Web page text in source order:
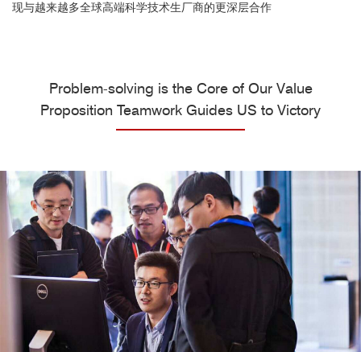
现与越来越多全球高端科学技术生厂商的更深层合作
Problem-solving is the Core of Our Value
Proposition Teamwork Guides US to Victory